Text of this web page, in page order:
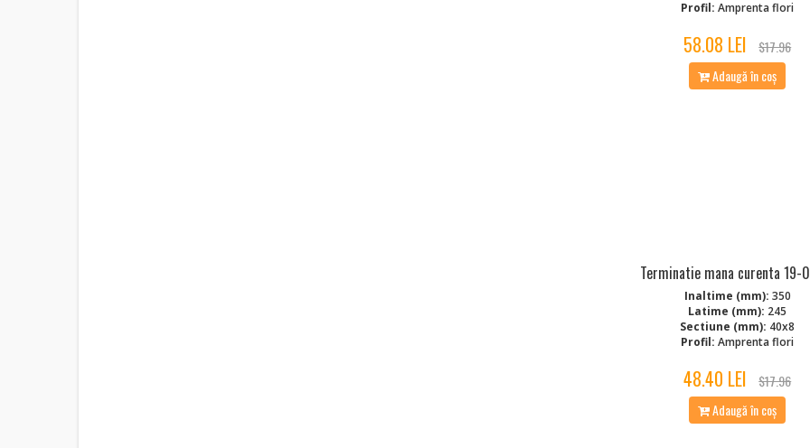
Profil: Amprenta flori
58.08 LEI
$17.96
Adaugă în coș
Terminatie mana curenta 19-
Inaltime (mm): 350
Latime (mm): 245
Sectiune (mm): 40x8
Profil: Amprenta flori
48.40 LEI
$17.96
Adaugă în coș